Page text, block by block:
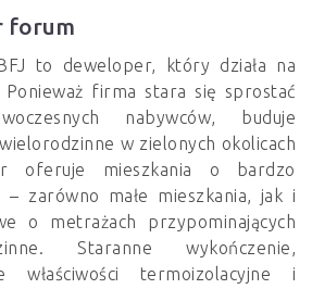
forum
to deweloper, który działa na
firma stara się sprostać
nabywców, buduje
w zielonych okolicach
oferuje mieszkania o bardzo
– zarówno małe mieszkania, jak i
o metrażach przypominających
Staranne wykończenie,
właściwości termoizolacyjne i